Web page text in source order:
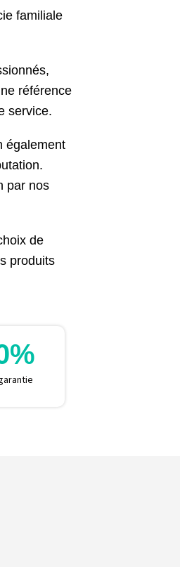
familiale
référence
service.
également
par nos
de
produits
%